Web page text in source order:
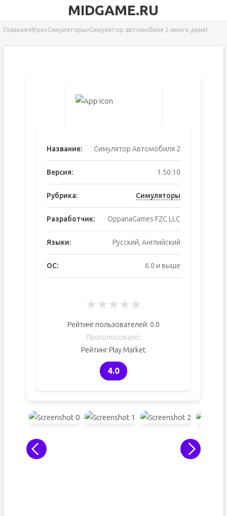
MIDGAME.RU
Главная›Игры›Симуляторы›Симулятор автомобиля 2 много денег
Название: Симулятор Автомобиля 2
Версия: 1.50.10
Рубрика: Симуляторы
Разработчик: OppanaGames FZC LLC
Языки: Русский, Английский
ОС: 6.0 и выше
★★★★★
Рейтинг пользователей: 0.0
Проголосовало:
Рейтинг Play Market
4.0